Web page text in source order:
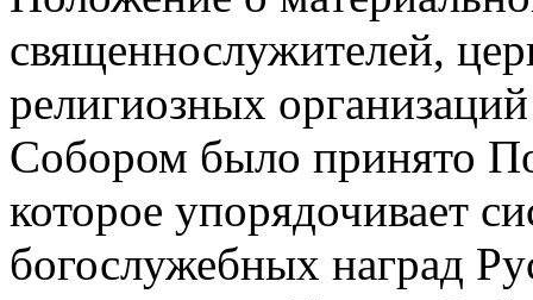
священнослужителей,
религиозных
Собором было принято
которое упорядочивает
богослужебных наград